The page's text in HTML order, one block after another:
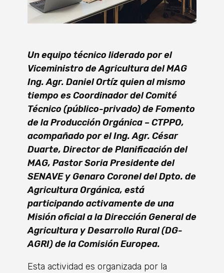
Un equipo técnico liderado por el
Viceministro de Agricultura del MAG
Ing. Agr. Daniel Ortíz quien al mismo
tiempo es Coordinador del Comité
Técnico (público-privado) de Fomento
de la Producción Orgánica – CTPPO,
acompañado por el Ing. Agr. César
Duarte, Director de Planificación del
MAG, Pastor Soria Presidente del
SENAVE y Genaro Coronel del Dpto. de
Agricultura Orgánica, está
participando activamente de una
Misión oficial a la Dirección General de
Agricultura y Desarrollo Rural (DG-
AGRI) de la Comisión Europea.
Esta actividad es organizada por la